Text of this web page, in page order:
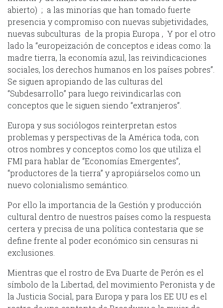
abierto) ; a las minorías que han tomado fuerte
presencia y compromiso con nuevas subjetividades,
nuevas subculturas de la propia Europa , Y por el otro
lado la “europeización de conceptos e ideas como: la
madre tierra, la economía azul, las reivindicaciones
sociales, los derechos humanos en los países pobres”.
Se siguen apropiando de las culturas del
“Subdesarrollo” para luego reivindicarlas con
conceptos que le siguen siendo “extranjeros”.
Europa y sus sociólogos reinterpretan estos
problemas y perspectivas de la América toda, con
otros nombres y conceptos como los que utiliza el
FMI para hablar de “Economías Emergentes”,
“productores de la tierra” y apropiárselos como un
nuevo colonialismo semántico.
Por ello la importancia de la Gestión y producción
cultural dentro de nuestros países como la respuesta
certera y precisa de una política contestaria que se
define frente al poder económico sin censuras ni
exclusiones.
Mientras que el rostro de Eva Duarte de Perón es el
símbolo de la Libertad, del movimiento Peronista y de
la Justicia Social, para Europa y para los EE UU es el